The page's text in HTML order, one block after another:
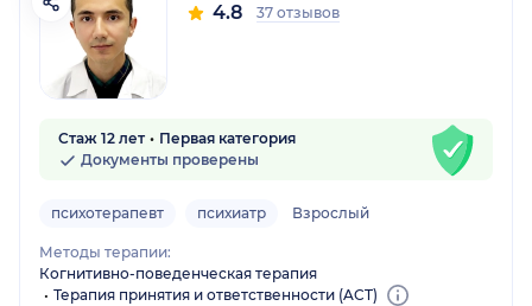
4.8 37 отзывов
Стаж 12 лет
Первая категория
Документы проверены
психотерапевт психиатр Взрослый
Методы терапии:
Когнитивно-поведенческая терапия
Терапия принятия и ответственности (ACT)